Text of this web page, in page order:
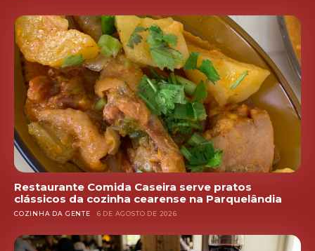
Restaurante Comida Caseira serve pratos
clássicos da cozinha cearense na Parquelândia
COZINHA DA GENTE 6 DE AGOSTO DE 2026